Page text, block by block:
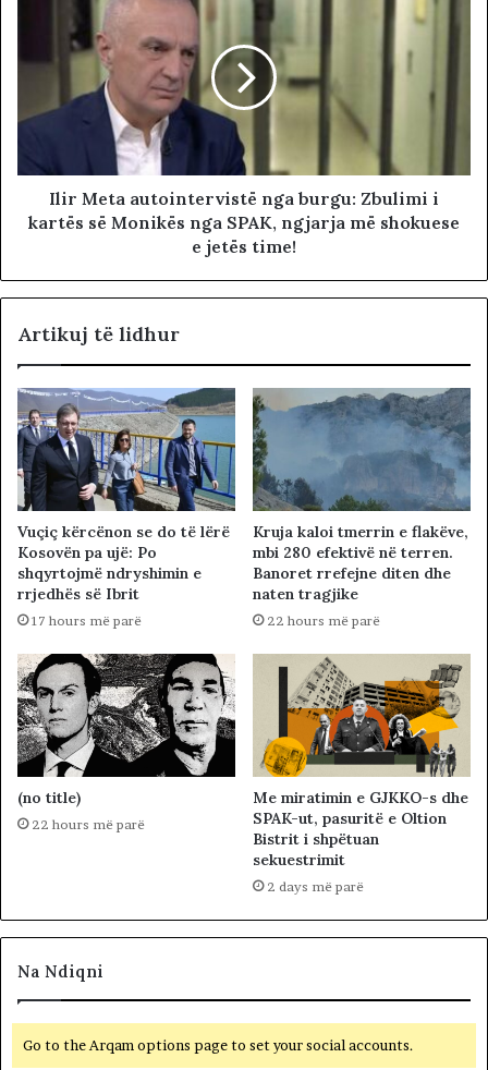
Ilir Meta autointervistë nga burgu: Zbulimi i
kartës së Monikës nga SPAK, ngjarja më shokuese
e jetës time!
Artikuj të lidhur
Vuçiç kërcënon se do të lërë
Kosovën pa ujë: Po
shqyrtojmë ndryshimin e
rrjedhës së Ibrit
17 hours më parë
Kruja kaloi tmerrin e flakëve,
mbi 280 efektivë në terren.
Banoret rrefejne diten dhe
naten tragjike
22 hours më parë
(no title)
22 hours më parë
Me miratimin e GJKKO-s dhe
SPAK-ut, pasuritë e Oltion
Bistrit i shpëtuan
sekuestrimit
2 days më parë
Na Ndiqni
Go to the Arqam options page to set your social accounts.